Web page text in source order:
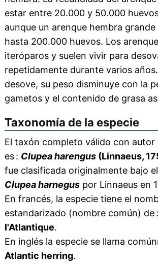
estar entre 20.000 y 50.000
aunque un arenque hembra
hasta 200.000 huevos. Los
iteróparos y suelen vivir para
repetidamente durante varios
desove, su peso disminuye con la
gametos y el contenido de grasa
Taxonomía de la especie
El taxón completo válido con autor
es : Clupea harengus(Linnaeus,
fue clasificada originalmente bajo
Clupea harneguspor Linnaeus en
En francés, la especie tiene el
estandarizado (nombre común) de :
l'Atlantique.
En inglés la especie se llama
Atlantic herring.